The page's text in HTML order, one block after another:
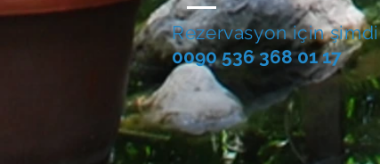
Rezervasyon için şimdi
0090 536 368 01 17